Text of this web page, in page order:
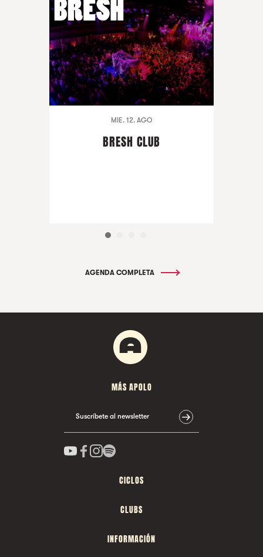
MIE. 12. AGO
BRESH CLUB
AGENDA COMPLETA
MÁS APOLO
Suscríbete al newsletter
CICLOS
CLUBS
INFORMACIÓN